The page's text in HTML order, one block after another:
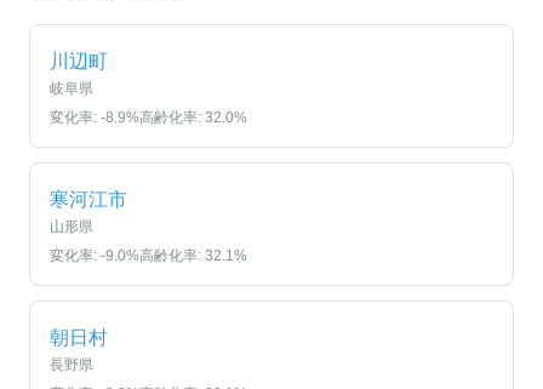
川辺町
岐阜県
変化率: -8.9%高齢化率: 32.0%
寒河江市
山形県
変化率: -9.0%高齢化率: 32.1%
朝日村
長野県